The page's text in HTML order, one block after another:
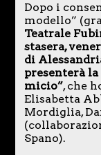
Dopo i
modello”
Teatrale
stasera,
di
presenterà
micio”, che
Elisabetta
Mordiglia,
Spano).